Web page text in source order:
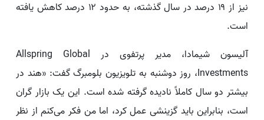
نیز از ۱۹ درصد در سال گذشته، به حدود ۱۲ درصد کاهش یافته
است.
آلیسون شیمادا، مدیر پرتفوی در Allspring Global
Investments، روز دوشنبه به تلویزیون بلومبرگ گفت: «هند در
بیشتر دو سال کاملاً نادیده گرفته شده است. این یک بازار گران
است، بنابراین باید گزینشی عمل کرد، اما من فکر می‌کنم از نظر